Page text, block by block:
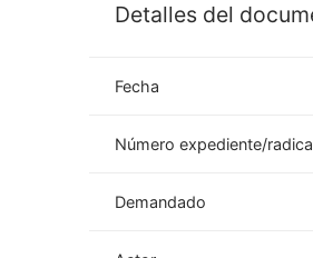
Detalles del
Fecha
Número expediente/
Demandado